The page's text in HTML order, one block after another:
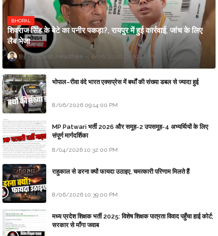
BHOPAL
शिवराज सिंह के बेटे का पनीर पकड़ा?, रायपुर में हुई कार्रवाई, जांच के लिए
लैब भेजा
Updesh Awasthee 8/06/2026 10:09:00 PM
भोपाल–रीवा वंदे भारत एक्सप्रेस में बर्थों की संख्या डबल से ज्यादा हुई
8/06/2026 09:14:00 PM
MP Patwari भर्ती 2026 और समूह-2 उपसमूह-4 अभ्यर्थियों के लिए
संपूर्ण मार्गदर्शिका
8/04/2026 10:32:00 PM
राहुकाल से डरना क्यों फायदा उठाइए, चमत्कारी परिणाम मिलते हैं
8/06/2026 10:39:00 PM
मध्य प्रदेश शिक्षक भर्ती 2025: विशेष शिक्षक पात्रता विवाद पहुँचा हाई कोर्ट;
सरकार से माँगा जवाब